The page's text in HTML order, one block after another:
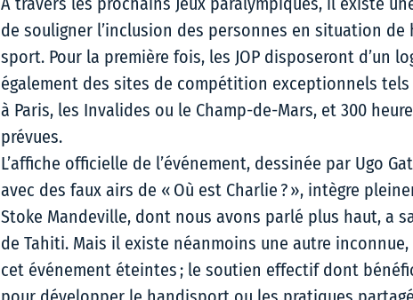
de souligner l’inclusion des personnes en situation
sport. Pour la première fois, les JOP disposeront d’un
également des sites de compétition exceptionnels
à Paris, les Invalides ou le Champ-de-Mars, et 300
prévues.
L’affiche officielle de l’événement, dessinée par Ugo
avec des faux airs de « Où est Charlie ? », intègre
Stoke Mandeville, dont nous avons parlé plus haut, a
de Tahiti. Mais il existe néanmoins une autre
cet événement éteintes ; le soutien effectif dont